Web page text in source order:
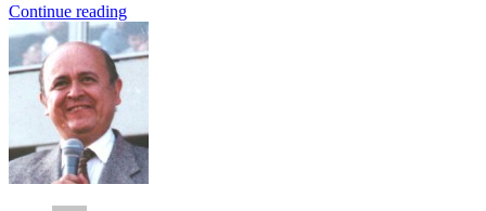
Continue reading